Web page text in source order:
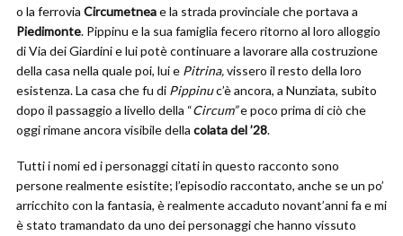
o la ferrovia Circumetneae la strada provinciale che portava a
Piedimonte. Pippinu e la sua famiglia fecero ritorno al loro alloggio
di Via dei Giardini e lui potè continuare a lavorare alla costruzione
della casa nella quale poi, lui e Pitrina,vissero il resto della loro
esistenza. La casa che fu di Pippinuc’è ancora, a Nunziata, subito
dopo il passaggio a livello della “Circum”e poco prima di ciò che
oggi rimane ancora visibile della colata del ’28.
Tutti i nomi ed i personaggi citati in questo racconto sono
persone realmente esistite; l’episodio raccontato, anche se un po’
arricchito con la fantasia, è realmente accaduto novant’anni fa e mi
è stato tramandato da uno dei personaggi che hanno vissuto